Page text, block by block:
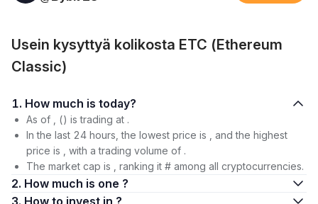
Usein kysyttyä kolikosta ETC (Ethereum
Classic)
1. How much is today?
As of , () is trading at .
In the last 24 hours, the lowest price is , and the highest
price is , with a trading volume of .
The market cap is , ranking it # among all cryptocurrencies.
2. How much is one ?
3. How to invest in ?